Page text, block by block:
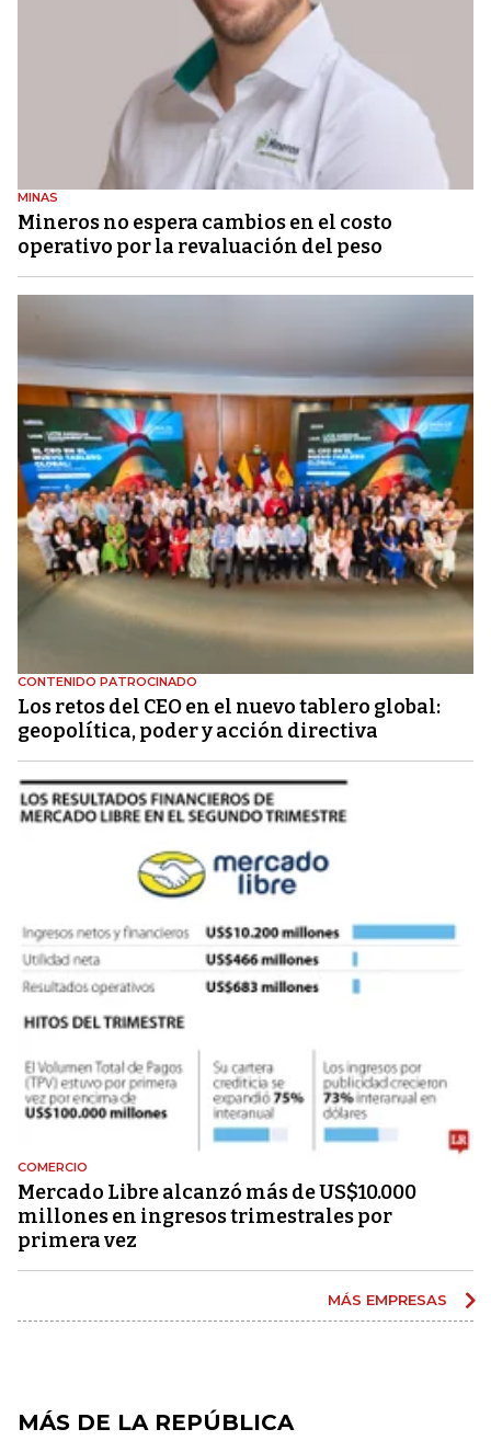
MINAS
Mineros no espera cambios en el costo
operativo por la revaluación del peso
CONTENIDO PATROCINADO
Los retos del CEO en el nuevo tablero global:
geopolítica, poder y acción directiva
COMERCIO
Mercado Libre alcanzó más de US$10.000
millones en ingresos trimestrales por
primera vez
MÁS EMPRESAS
MÁS DE LA REPÚBLICA